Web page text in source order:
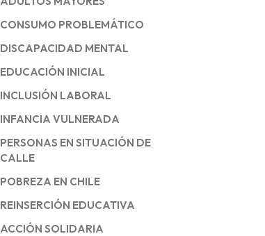
CONSUMO PROBLEMÁTICO
DISCAPACIDAD MENTAL
EDUCACIÓN INICIAL
INCLUSIÓN LABORAL
INFANCIA VULNERADA
PERSONAS EN SITUACIÓN DE
CALLE
POBREZA EN CHILE
REINSERCIÓN EDUCATIVA
ACCIÓN SOLIDARIA